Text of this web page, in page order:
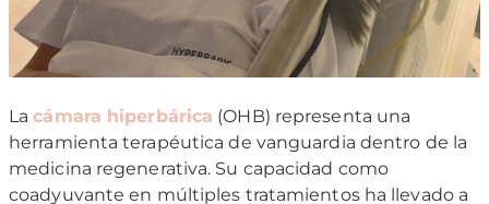
Lacámara hiperbárica (OHB) representa una
herramienta terapéutica de vanguardia dentro de la
medicina regenerativa. Su capacidad como
coadyuvante en múltiples tratamientos ha llevado a